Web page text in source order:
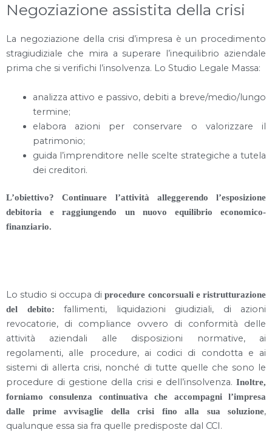
Negoziazione assistita della crisi
La negoziazione della crisi d’impresa è un procedimento
stragiudiziale che mira a superare l’inequilibrio aziendale
prima che si verifichi l’insolvenza. Lo Studio Legale Massa:
analizza attivo e passivo, debiti a breve/medio/lungo
termine;
elabora azioni per conservare o valorizzare il
patrimonio;
guida l’imprenditore nelle scelte strategiche a tutela
dei creditori.
L’obiettivo? Continuare l’attività alleggerendo l’esposizione
debitoria e raggiungendo un nuovo equilibrio economico-
finanziario.
Lo studio si occupa diprocedure concorsuali e ristrutturazione
del debito: fallimenti, liquidazioni giudiziali, di azioni
revocatorie, di compliance ovvero di conformità delle
attività aziendali alle disposizioni normative, ai
regolamenti, alle procedure, ai codici di condotta e ai
sistemi di allerta crisi, nonché di tutte quelle che sono le
procedure di gestione della crisi e dell’insolvenza. Inoltre,
forniamo consulenza continuativa che accompagni l’impresa
dalle prime avvisaglie della crisi fino alla sua soluzione,
qualunque essa sia fra quelle predisposte dal CCI.